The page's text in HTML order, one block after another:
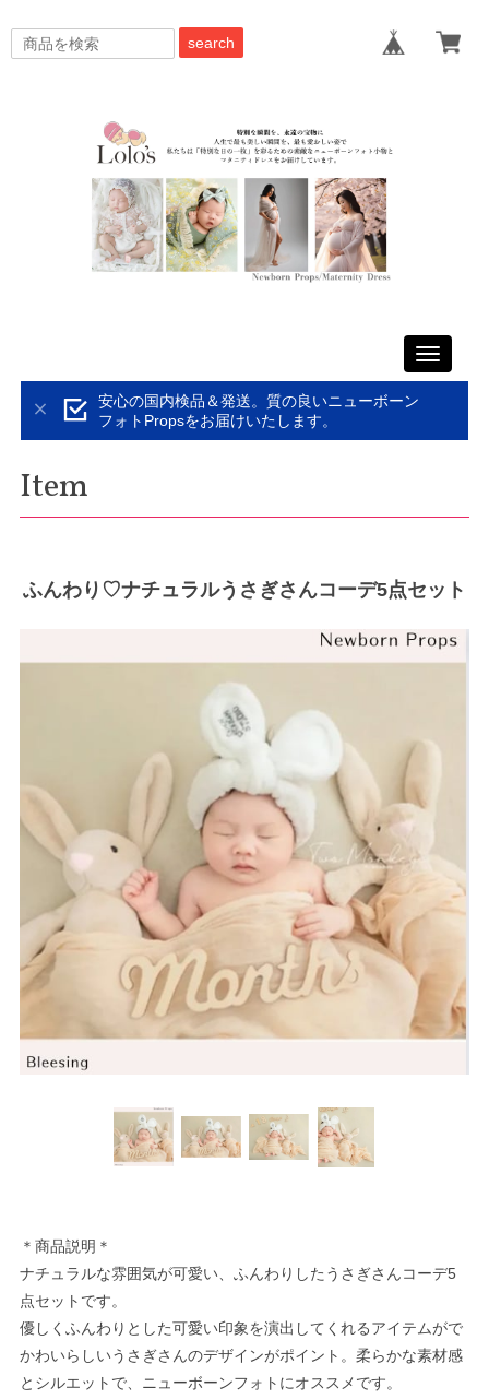
search
Toggle
安心の国内検品＆発送。質の良いニューボーン
フォトPropsをお届けいたします。
Item
ふんわり♡ナチュラルうさぎさんコーデ5点セット
＊商品説明＊
ナチュラルな雰囲気が可愛い、ふんわりしたうさぎさんコーデ5
点セットです。
優しくふんわりとした可愛い印象を演出してくれるアイテムがで
かわいらしいうさぎさんのデザインがポイント。柔らかな素材感
とシルエットで、ニューボーンフォトにオススメです。